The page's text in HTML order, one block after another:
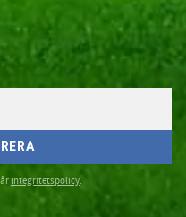
integritetspolicy.